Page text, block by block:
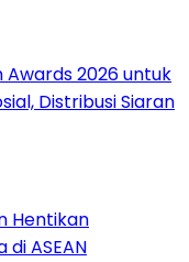
Awards 2026 untuk
Distribusi Siaran
Hentikan
ASEAN